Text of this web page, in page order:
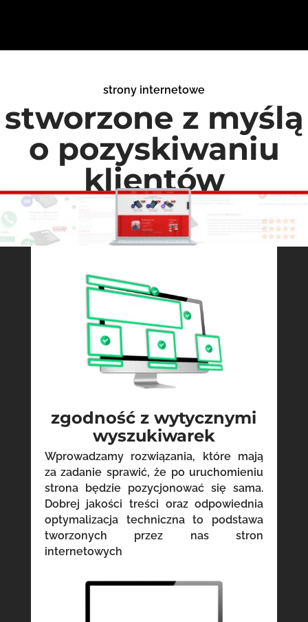
strony internetowe
stworzone z myślą
o pozyskiwaniu
klientów
zgodność z wytycznymi
wyszukiwarek
Wprowadzamy rozwiązania, które mają
za zadanie sprawić, że po uruchomieniu
strona będzie pozycjonować się sama.
Dobrej jakości treści oraz odpowiednia
optymalizacja techniczna to podstawa
tworzonych przez nas stron
internetowych